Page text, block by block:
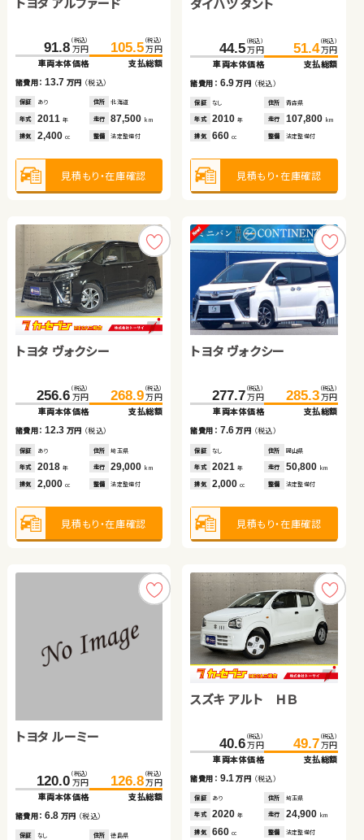
91.8 （税込）
万円
車両本体価格
105.5 （税込）
万円
支払総額
諸費用：13.7 万円 （税込）
保証 あり 住所 北海道
年式 2011 年 走行 87,500 km
排気 2,400 cc 整備 法定整備付
見積もり・在庫確認
ダイハツ タント
44.5 （税込）
万円
車両本体価格
51.4 （税込）
万円
支払総額
諸費用： 6.9万円 （税込）
保証 なし 住所 青森県
年式 2010年 走行 107,800 km
排気 660cc 整備 法定整備付
見積もり・在庫確認
トヨタ ヴォクシー
256.6 （税込）
万円
車両本体価格
268.9 （税込）
万円
支払総額
諸費用：12.3 万円 （税込）
保証 あり 住所 埼玉県
年式 2018 年 走行 29,000 km
排気 2,000 cc 整備 法定整備付
見積もり・在庫確認
トヨタ ヴォクシー
277.7 （税込）
万円
車両本体価格
285.3 （税込）
万円
支払総額
諸費用： 7.6万円 （税込）
保証 なし 住所 岡山県
年式 2021年 走行 50,800 km
排気 2,000cc 整備 法定整備付
見積もり・在庫確認
トヨタ ルーミー
120.0 （税込）
万円
車両本体価格
126.8 （税込）
万円
支払総額
諸費用：6.8 万円 （税込）
保証 なし 住所 徳島県
スズキ アルト ＨＢ
40.6 （税込）
万円
車両本体価格
49.7 （税込）
万円
支払総額
諸費用： 9.1万円 （税込）
保証 あり 住所 埼玉県
年式 2020年 走行 24,900 km
排気 660cc 整備 法定整備付
96.0 （税込）
万円
車両本体価格
113.0 （税込）
万円
支払総額
諸費用：17.0 万円 （税込）
保証 あり 住所 埼玉県
年式 2013 年 走行 69,000 km
排気 2,000 cc 整備 法定整備付
見積もり・在庫確認
179.7 （税込）
万円
車両本体価格
187.7 （税込）
万円
支払総額
諸費用： 8.0万円 （税込）
保証 なし 住所 岡山県
年式 2019年 走行 60,100km
排気 1,800 整備 法定整備付
見積もり・在庫確認
スズキ アルト エコ
119.8 （税込）
万円
車両本体価格
129.7 （税込）
万円
支払総額
諸費用：9.9万円（税込）
保証 あり 住所 茨城県
年式 2025 年 走行 100km
排気 660cc 整備 法定整備付
見積もり・在庫確認
トヨタ ヴェルファイア ハ
175.2 （税込）
万円
車両本体価格
189.4 （税込）
万円
支払総額
諸費用： 14.2万円（税込）
保証 あり 住所 岩手県
年式 2014年 走行 82,900 km
排気 2,400cc 整備 法定整備付
見積もり・在庫確認
146.5 （税込）
万円
諸費用：16.1万円（税込）
あり 岩手県
年式 2016年 走行
排気 1,500 整備 法定整備付
スバル フォレスター
242.7 （税込）
万円
車両本体価格
250.8 （税込）
万円
支払総額
諸費用： 8.1 万円 （税込）
保証 なし 住所 岡山県
年式 2019年 走行 33,800 km
排気 2,500 整備 法定整備付
419.7 （税込）
万円
車両本体価格
427.2 （税込）
万円
支払総額
諸費用：7.5万円（税込）
保証 なし 住所 岡山県
年式 2019 年 走行 9,400km
排気 2,500 cc 整備 法定整備付
見積もり・在庫確認
37.6 （税込）
万円
車両本体価格
44.8 （税込）
万円
支払総額
諸費用： 7.2万円 （税込）
保証 あり 住所 青森県
年式 2012年 走行 211,000 km
排気 1,800 整備 法定整備付
見積もり・在庫確認
ダイハツ タント
154.8 （税込）
万円
車両本体価格
163.0 （税込）
万円
支払総額
諸費用：8.2万円（税込）
保証 あり 住所 青森県
年式 2021 年 走行 35,500 km
排気 660cc 整備 法定整備付
見積もり・在庫確認
ホンダ Ｎ ＢＯＸ
34.6 （税込）
万円
車両本体価格
39.8 （税込）
万円
支払総額
諸費用： 5.2万円 （税込）
保証 あり 住所 青森県
年式 2014年 走行 112,900km
排気 660cc 整備 法定整備付
見積もり・在庫確認
136.0 （税込）
万円
諸費用：9.0 万円（税込）
なし 宮城県
年式 2019年 走行
排気 1,000 整備 法定整備付
ホンダ Ｎ ＢＯＸ
81.6 （税込）
万円
車両本体価格
89.6 （税込）
万円
支払総額
諸費用： 8.0 万円 （税込）
保証 あり 住所 埼玉県
年式 2016年 走行 56,000 km
排気 660cc 整備 法定整備付